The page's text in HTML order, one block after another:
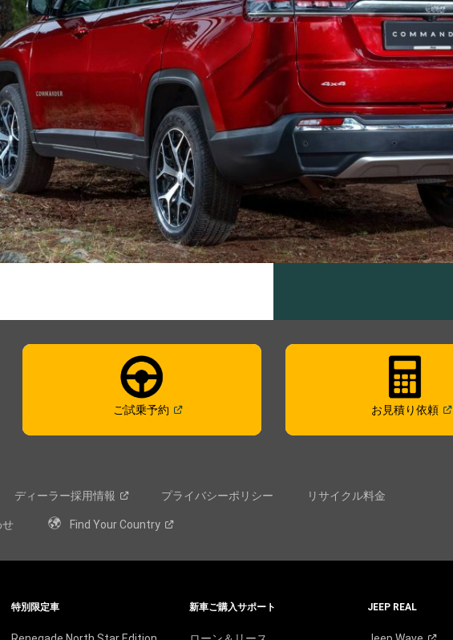
ご試乗予約 Open in a new window お見積り依頼(
ディーラー採用情報 プライバシーポリシー リサイクル料金
せ Find YourCountry
特別限定車 新車ご購入サポート JEEP REAL